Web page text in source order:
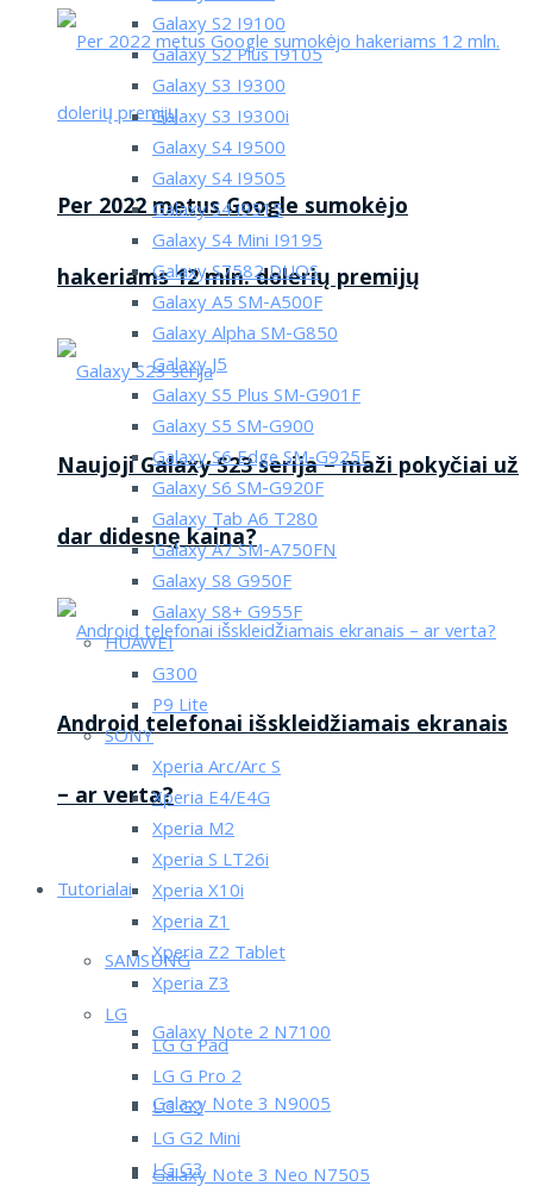
Per 2022 metus Google sumokėjo
hakeriams 12 mln. dolerių premijų
Naujoji Galaxy S23 serija – maži pokyčiai už
dar didesnę kaina?
Android telefonai išskleidžiamais ekranais
– ar verta?
Tutorialai
SAMSUNG
Galaxy Note 2 N7100
Galaxy Note 3 N9005
Galaxy Note 3 Neo N7505
Galaxy S2 I9100
Galaxy S2 Plus I9105
Galaxy S3 I9300
Galaxy S3 I9300i
Galaxy S4 I9500
Galaxy S4 I9505
Galaxy S4 i9515
Galaxy S4 Mini I9195
Galaxy S7582 DUOS
Galaxy A5 SM-A500F
Galaxy Alpha SM-G850
Galaxy J5
Galaxy S5 Plus SM-G901F
Galaxy S5 SM-G900
Galaxy S6 Edge SM-G925F
Galaxy S6 SM-G920F
Galaxy Tab A6 T280
Galaxy A7 SM-A750FN
Galaxy S8 G950F
Galaxy S8+ G955F
HUAWEI
G300
P9 Lite
SONY
Xperia Arc/Arc S
Xperia E4/E4G
Xperia M2
Xperia S LT26i
Xperia X10i
Xperia Z1
Xperia Z2 Tablet
Xperia Z3
LG
LG G Pad
LG G Pro 2
LG G2
LG G2 Mini
LG G3